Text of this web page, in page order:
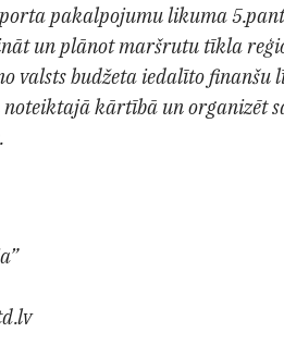
pakalpojumu likuma
un plānot maršrutu tīkla
valsts budžeta iedalīto finanšu
kārtībā un organizēt